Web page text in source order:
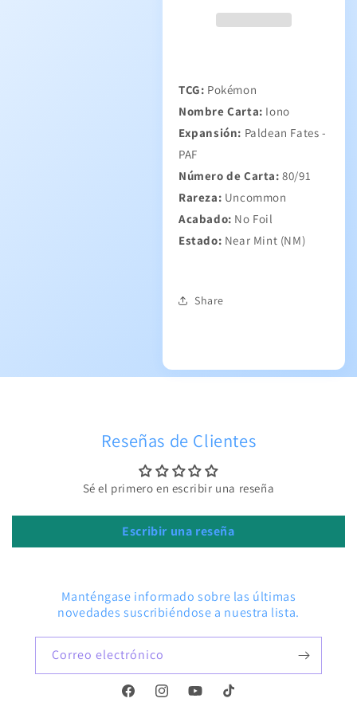
TCG: Pokémon
Nombre Carta: Iono
Expansión: Paldean Fates -
PAF
Número de Carta:80/91
Rareza: Uncommon
Acabado: No Foil
Estado: Near Mint (NM)
Share
Reseñas de Clientes
Sé el primero en escribir una reseña
Escribir una reseña
Manténgase informado sobre las últimas
novedades suscribiéndose a nuestra lista.
Correo electrónico
FacebookInstagramYouTubeTikTok